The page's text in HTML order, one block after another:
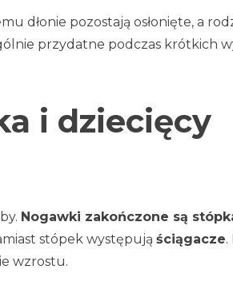
dłonie pozostają osłonięte, a
przydatne podczas krótkich
i dziecięcy
Nogawki zakończone są
stópek występują ściągacze.
wzrostu.